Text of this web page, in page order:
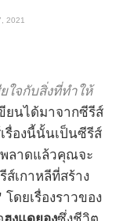
2021
ใจกับสิ่งที่ทำให้
ยนได้มาจากซีรีส์
รื่องนี้นั้นเป็นซีรีส์
พลาดแล้วคุณจะ
ส์เกาหลีที่สร้าง
โดยเรื่องราวของ